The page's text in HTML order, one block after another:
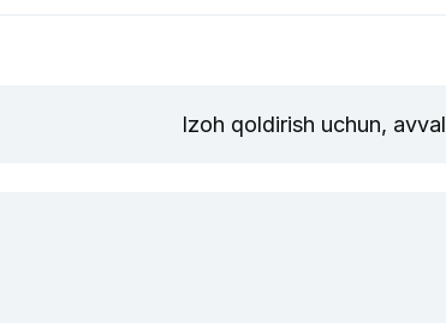
Izoh qoldirish uchun, avval